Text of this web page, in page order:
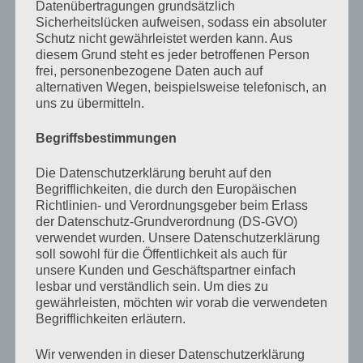
ich mich schuldig fühle an unserem Zustand. Außerdem
ist es ein bißchen so, als würde ich mich selbst
streicheln und es tut mir gut.
»Mach ihnen keine Vorwürfe, weil sie das, was du
nicht vorstellen können, wie es sich anfühlt. Du bist
auch kein Musterschüler, mein Freund. Von allen
Menschen in deinem Umfeld verurteilst du dich doch
gerade am meisten und das, obwohl du es besser weißt.
Hör auf, dich in dieser Rolle einzurichten, denn das bist
nicht du. Der Kaktus braucht vielleicht jemanden, der
ihn aufhebt und wieder in die Erde setzt, aber du hast es
selbst in der Hand.«, Lebowski zieht eine Augenbraue
hoch, seine Version des erhobenen Zeigefingers. Auf
diese, in vielerlei Hinsicht, wirkungsvolle Eigenschaft
Datenübertragungen grundsätzlich
Sicherheitslücken aufweisen, sodass ein absoluter
Schutz nicht gewährleistet werden kann. Aus
diesem Grund steht es jeder betroffenen Person
frei, personenbezogene Daten auch auf
alternativen Wegen, beispielsweise telefonisch, an
uns zu übermitteln.
Begriffsbestimmungen
Die Datenschutzerklärung beruht auf den
Begrifflichkeiten, die durch den Europäischen
Richtlinien- und Verordnungsgeber beim Erlass
der Datenschutz-Grundverordnung (DS-GVO)
verwendet wurden. Unsere Datenschutzerklärung
soll sowohl für die Öffentlichkeit als auch für
unsere Kunden und Geschäftspartner einfach
lesbar und verständlich sein. Um dies zu
gewährleisten, möchten wir vorab die verwendeten
Begrifflichkeiten erläutern.
Wir verwenden in dieser Datenschutzerklärung